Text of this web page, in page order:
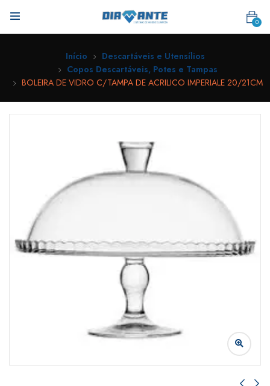
0
Início
Descartáveis e Utensílios
Copos Descartáveis, Potes e Tampas
BOLEIRA DE VIDRO C/TAMPA DE ACRILICO IMPERIALE 20/21CM